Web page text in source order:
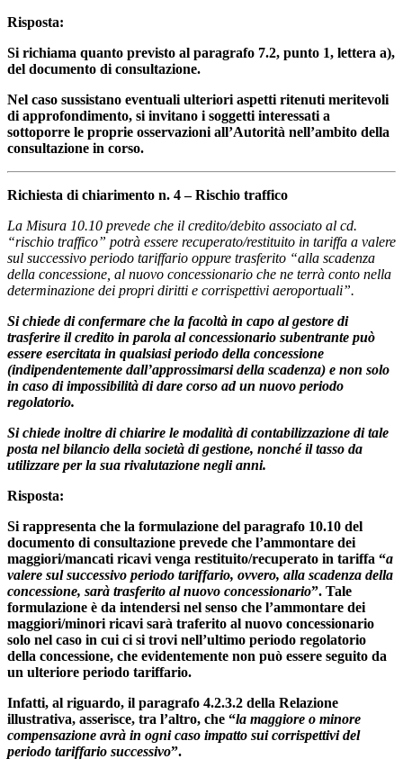
Risposta:
Si richiama quanto previsto al paragrafo 7.2, punto 1, lettera a),
del documento di consultazione.
Nel caso sussistano eventuali ulteriori aspetti ritenuti meritevoli
di approfondimento, si invitano i soggetti interessati a
sottoporre le proprie osservazioni all’Autorità nell’ambito della
consultazione in corso.
Richiesta di chiarimento n. 4 – Rischio traffico
La Misura 10.10 prevede che il credito/debito associato al cd.
“rischio traffico” potrà essere recuperato/restituito in tariffa a valere
sul successivo periodo tariffario oppure trasferito “alla scadenza
della concessione, al nuovo concessionario che ne terrà conto nella
determinazione dei propri diritti e corrispettivi aeroportuali”.
Si chiede di confermare che la facoltà in capo al gestore di
trasferire il credito in parola al concessionario subentrante può
essere esercitata in qualsiasi periodo della concessione
(indipendentemente dall’approssimarsi della scadenza) e non solo
in caso di impossibilità di dare corso ad un nuovo periodo
regolatorio.
Si chiede inoltre di chiarire le modalità di contabilizzazione di tale
posta nel bilancio della società di gestione, nonché il tasso da
utilizzare per la sua rivalutazione negli anni.
Risposta:
Si rappresenta che la formulazione del paragrafo 10.10 del
documento di consultazione prevede che l’ammontare dei
maggiori/mancati ricavi venga restituito/recuperato in tariffa “a
valere sul successivo periodo tariffario, ovvero, alla scadenza della
concessione, sarà trasferito al nuovo concessionario”. Tale
formulazione è da intendersi nel senso che l’ammontare dei
maggiori/minori ricavi sarà traferito al nuovo concessionario
solo nel caso in cui ci si trovi nell’ultimo periodo regolatorio
della concessione, che evidentemente non può essere seguito da
un ulteriore periodo tariffario.
Infatti, al riguardo, il paragrafo 4.2.3.2 della Relazione
illustrativa, asserisce, tra l’altro, che “la maggiore o minore
compensazione avrà in ogni caso impatto sui corrispettivi del
periodo tariffario successivo”.